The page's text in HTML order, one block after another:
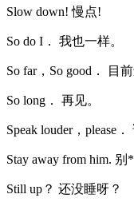
Slow down! 慢点!
So do I． 我也一样。
So far，So good． 目
So long． 再见。
Speak louder，please
Stay away from him. 别*
Still up？ 还没睡呀？